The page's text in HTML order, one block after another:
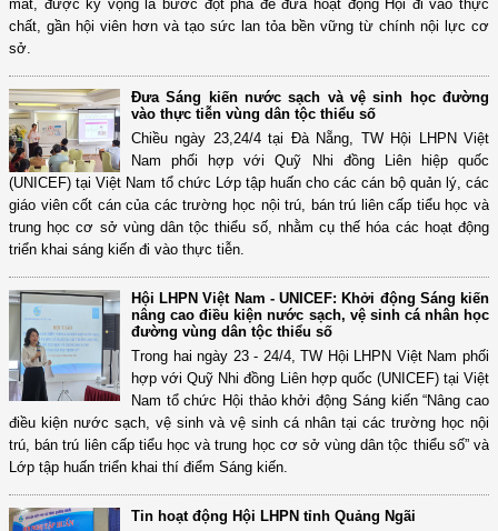
mắt, được kỳ vọng là bước đột phá để đưa hoạt động Hội đi vào thực
chất, gần hội viên hơn và tạo sức lan tỏa bền vững từ chính nội lực cơ
sở.
Đưa Sáng kiến nước sạch và vệ sinh học đường
vào thực tiễn vùng dân tộc thiểu số
Chiều ngày 23,24/4 tại Đà Nẵng, TW Hội LHPN Việt
Nam phối hợp với Quỹ Nhi đồng Liên hiệp quốc
(UNICEF) tại Việt Nam tổ chức Lớp tập huấn cho các cán bộ quản lý, các
giáo viên cốt cán của các trường học nội trú, bán trú liên cấp tiểu học và
trung học cơ sở vùng dân tộc thiểu số, nhằm cụ thế hóa các hoạt động
triển khai sáng kiến đi vào thực tiễn.
Hội LHPN Việt Nam - UNICEF: Khởi động Sáng kiến
nâng cao điều kiện nước sạch, vệ sinh cá nhân học
đường vùng dân tộc thiểu số
Trong hai ngày 23 - 24/4, TW Hội LHPN Việt Nam phối
hợp với Quỹ Nhi đồng Liên hợp quốc (UNICEF) tại Việt
Nam tổ chức Hội thảo khởi động Sáng kiến “Nâng cao
điều kiện nước sạch, vệ sinh và vệ sinh cá nhân tại các trường học nội
trú, bán trú liên cấp tiểu học và trung học cơ sở vùng dân tộc thiểu số” và
Lớp tập huấn triển khai thí điểm Sáng kiến.
Tin hoạt động Hội LHPN tỉnh Quảng Ngãi